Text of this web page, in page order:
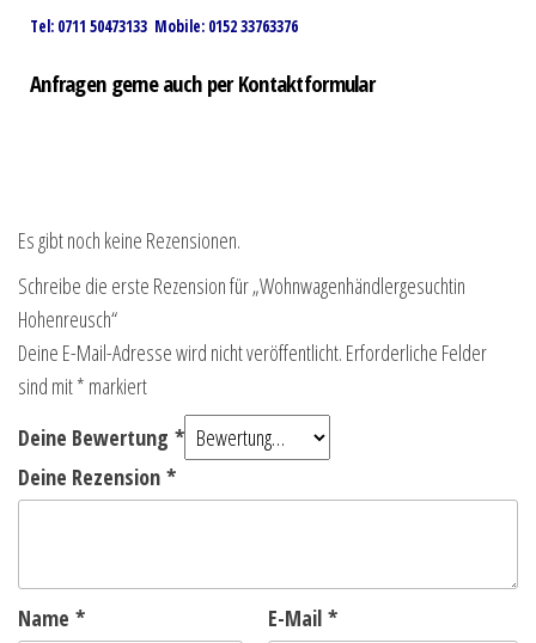
Tel: 0711 50473133 Mobile: 0152 33763376
Anfragen gerne auch per Kontaktformular
Es gibt noch keine Rezensionen.
Schreibe die erste Rezension für „Wohnwagenhändlergesuchtin
Hohenreusch“
Deine E-Mail-Adresse wird nicht veröffentlicht. Erforderliche Felder
sind mit* markiert
Deine Bewertung *
Deine Rezension *
Name * E-Mail *